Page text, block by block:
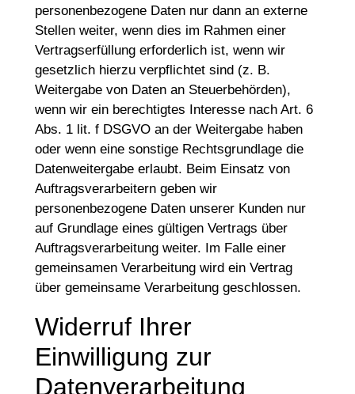
personenbezogene Daten nur dann an externe
Stellen weiter, wenn dies im Rahmen einer
Vertragserfüllung erforderlich ist, wenn wir
gesetzlich hierzu verpflichtet sind (z. B.
Weitergabe von Daten an Steuerbehörden),
wenn wir ein berechtigtes Interesse nach Art. 6
Abs. 1 lit. f DSGVO an der Weitergabe haben
oder wenn eine sonstige Rechtsgrundlage die
Datenweitergabe erlaubt. Beim Einsatz von
Auftragsverarbeitern geben wir
personenbezogene Daten unserer Kunden nur
auf Grundlage eines gültigen Vertrags über
Auftragsverarbeitung weiter. Im Falle einer
gemeinsamen Verarbeitung wird ein Vertrag
über gemeinsame Verarbeitung geschlossen.
Widerruf Ihrer
Einwilligung zur
Datenverarbeitung